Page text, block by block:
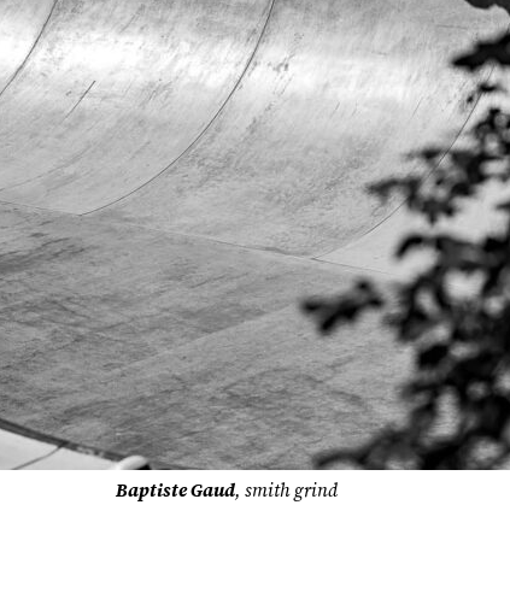
Baptiste Gaud, smith grind